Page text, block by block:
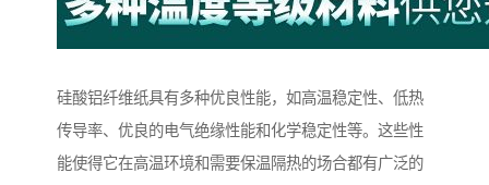
硅酸铝纤维纸具有多种优良性能，如高温稳定性、低热
传导率、优良的电气绝缘性能和化学稳定性等。这些性
能使得它在高温环境和需要保温隔热的场合都有广泛的